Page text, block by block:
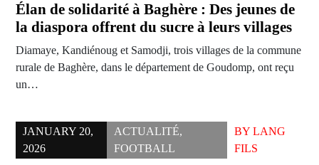
Élan de solidarité à Baghère : Des jeunes de
la diaspora offrent du sucre à leurs villages
Diamaye, Kandiénoug et Samodji, trois villages de la commune
rurale de Baghère, dans le département de Goudomp, ont reçu
un…
JANUARY 20,
2026
ACTUALITÉ,
FOOTBALL
BY LANG
FILS